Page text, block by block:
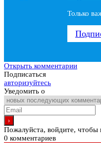
Только
Открыть комментарии
Подписаться
авторизуйтесь
Уведомить о
Пожалуйста, войдите, чтобы
0 комментариев